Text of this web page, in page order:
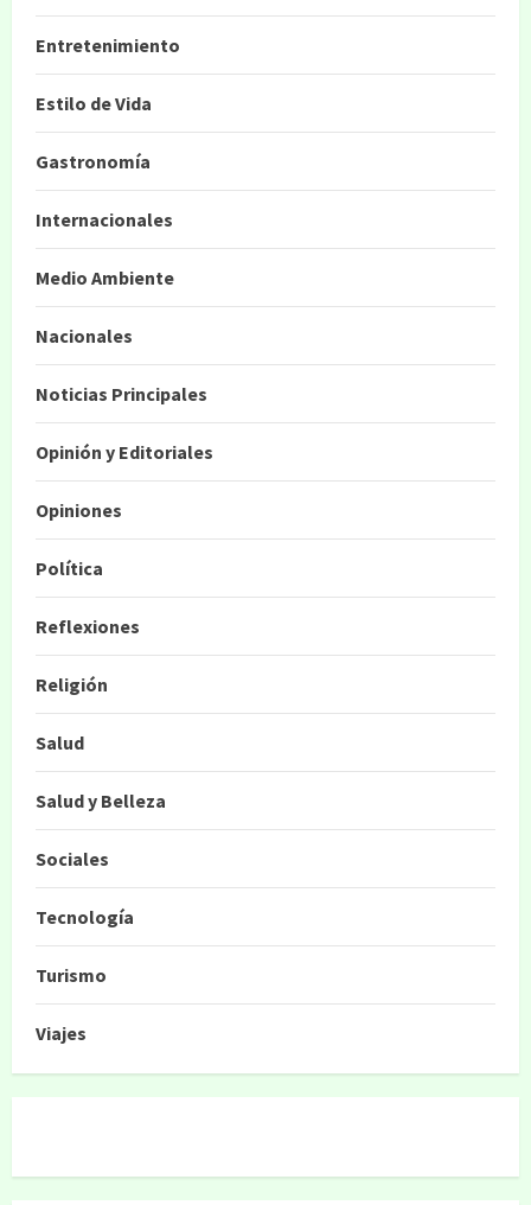
Entretenimiento
Estilo de Vida
Gastronomía
Internacionales
Medio Ambiente
Nacionales
Noticias Principales
Opinión y Editoriales
Opiniones
Política
Reflexiones
Religión
Salud
Salud y Belleza
Sociales
Tecnología
Turismo
Viajes